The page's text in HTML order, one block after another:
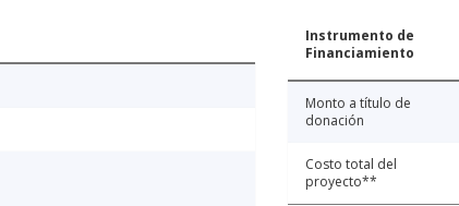
Instrumento de
Financiamiento
Monto a título de
donación
Costo total del
proyecto**